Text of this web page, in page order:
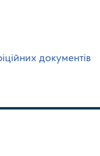
документів